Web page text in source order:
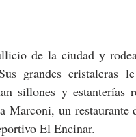
de la ciudad y
grandes cristaleras
sillones y
Marconi, un
El Encinar.